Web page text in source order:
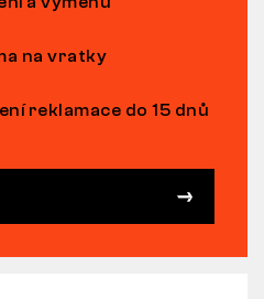
na vratky
reklamace do 15 dnů